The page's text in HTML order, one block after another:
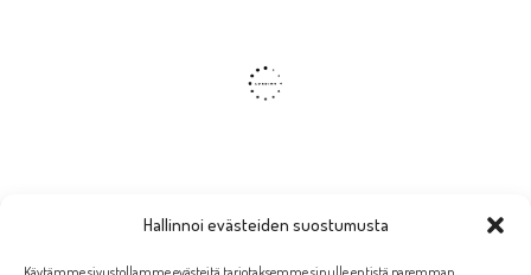
Hallinnoi evästeiden suostumusta